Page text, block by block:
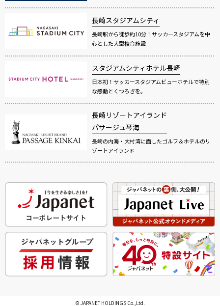
長崎スタジアムシティ
長崎駅から徒歩約10分！サッカースタジアムを中
心とした大型複合施設
スタジアムシティホテル長崎
日本初！サッカースタジアムビューホテルで特別
な感動とくつろぎを。
長崎リゾートアイランド
パサージュ琴海
長崎の内海・大村湾に面したゴルフ＆ホテルのリ
ゾートアイランド
© JAPANET HOLDINGS Co.,Ltd.